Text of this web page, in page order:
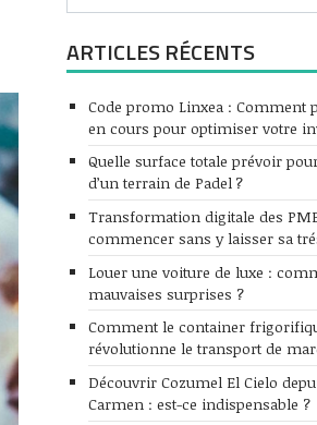
ARTICLES RÉCENTS
Code promo Linxea : Comment
en cours pour optimiser votre
Quelle surface totale prévoir
d’un terrain de Padel ?
Transformation digitale des
commencer sans y laisser sa
Louer une voiture de luxe :
mauvaises surprises ?
Comment le container
révolutionne le transport de
Découvrir Cozumel El Cielo
Carmen : est-ce indispensable ?